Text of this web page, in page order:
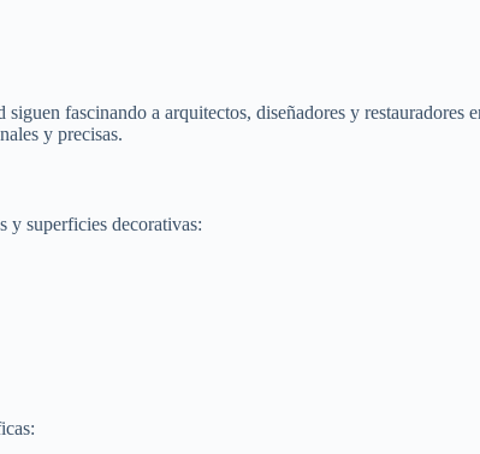
fascinando a arquitectos, diseñadores y restauradores
y precisas.
y superficies decorativas: